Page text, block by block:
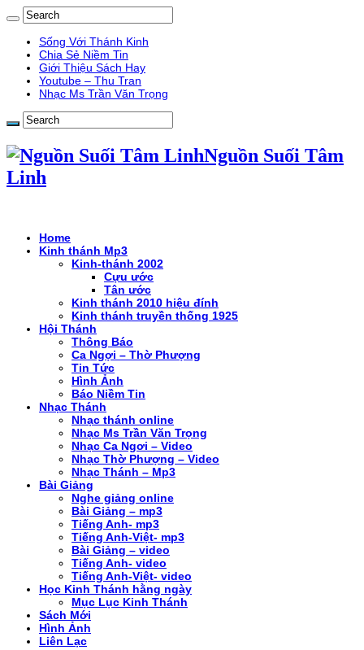
Sống Với Thánh Kinh
Chia Sẻ Niềm Tin
Giới Thiệu Sách Hay
Youtube – Thu Tran
Nhạc Ms Trần Văn Trọng
Nguồn Suối Tâm
Linh
Home
Kinh thánh Mp3
Kinh-thánh 2002
Cựu ước
Tân ước
Kinh thánh 2010 hiệu đính
Kinh thánh truyền thống 1925
Hội Thánh
Thông Báo
Ca Ngợi – Thờ Phượng
Tin Tức
Hình Ảnh
Báo Niềm Tin
Nhạc Thánh
Nhạc thánh online
Nhạc Ms Trần Văn Trọng
Nhạc Ca Ngơi – Video
Nhạc Thờ Phượng – Video
Nhạc Thánh – Mp3
Bài Giảng
Nghe giảng online
Bài Giảng – mp3
Tiếng Anh- mp3
Tiếng Anh-Việt- mp3
Bài Giảng – video
Tiếng Anh- video
Tiếng Anh-Việt- video
Học Kinh Thánh hằng ngày
Mục Lục Kinh Thánh
Sách Mới
Hình Ảnh
Liên Lạc